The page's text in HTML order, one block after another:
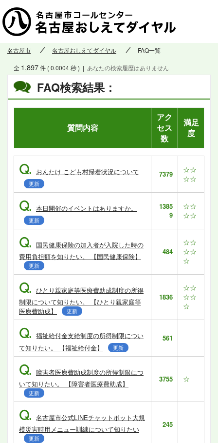
名古屋市 名古屋おしえてダイヤル FAQ一覧
FAQ検索結果：
全 1,897件 ( 0.0004 秒 ) | あなたの検索履歴はありません
質問内容
アク
セス
数
満足
度
Q. おんたけ こども村帰着状況について
更新
7379
☆☆
☆☆
Q. 本日開催のイベントはありますか。
更新
1385
9
☆☆
☆☆
Q. 国民健康保険の加入者が入院した時の
費用負担額を知りたい。 【国民健康保険】
更新
484
☆☆
☆☆
☆
Q. ひとり親家庭等医療費助成制度の所得
制限について知りたい。 【ひとり親家庭等
医療費助成】
更新
1836
☆☆
☆☆
☆
Q. 福祉給付金支給制度の所得制限につい
て知りたい。 【福祉給付金】
更新
561
Q. 障害者医療費助成制度の所得制限につ
いて知りたい。 【障害者医療費助成】
更新
3755 ☆
Q. 名古屋市公式LINEチャットボット大規
模災害時用メニュー訓練について知りたい
更新
245